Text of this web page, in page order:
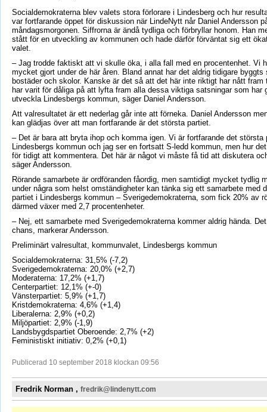
Socialdemokraterna blev valets stora förlorare i Lindesberg och hur
var fortfarande öppet för diskussion när LindeNytt når Daniel Andersson
måndagsmorgonen. Siffrorna är ändå tydliga och förbryllar honom. Han
stått för en utveckling av kommunen och hade därför förväntat sig ett
valet.
– Jag trodde faktiskt att vi skulle öka, i alla fall med en procentenhet. Vi
mycket gjort under de här åren. Bland annat har det aldrig tidigare byggts
bostäder och skolor. Kanske är det så att det här inte riktigt har nått
har varit för dåliga på att lyfta fram alla dessa viktiga satsningar som har
utveckla Lindesbergs kommun, säger Daniel Andersson.
Att valresultatet är ett nederlag går inte att förneka. Daniel Andersson
kan glädjas över att man fortfarande är det största partiet.
– Det är bara att bryta ihop och komma igen. Vi är fortfarande det största
Lindesbergs kommun och jag ser en fortsatt S-ledd kommun, men hur
för tidigt att kommentera. Det här är något vi måste få tid att diskutera
säger Andersson.
Rörande samarbete är ordföranden fåordig, men samtidigt mycket tydlig
under några som helst omständigheter kan tänka sig ett samarbete med
partiet i Lindesbergs kommun – Sverigedemokraterna, som fick 20% av
därmed växer med 2,7 procentenheter.
– Nej, ett samarbete med Sverigedemokraterna kommer aldrig hända.
chans, markerar Andersson.
Preliminärt valresultat, kommunvalet, Lindesbergs kommun
Socialdemokraterna: 31,5% (-7,2)
Sverigedemokraterna: 20,0% (+2,7)
Moderaterna: 17,2% (+1,7)
Centerpartiet: 12,1% (+-0)
Vänsterpartiet: 5,9% (+1,7)
Kristdemokraterna: 4,6% (+1,4)
Liberalerna: 2,9% (+0,2)
Miljöpartiet: 2,9% (-1,9)
Landsbygdspartiet Oberoende: 2,7% (+2)
Feministiskt initiativ: 0,2% (+0,1)
Publicerad 10 september 2018 klockan 09:56
Fredrik Norman , fredrik@lindenytt.com